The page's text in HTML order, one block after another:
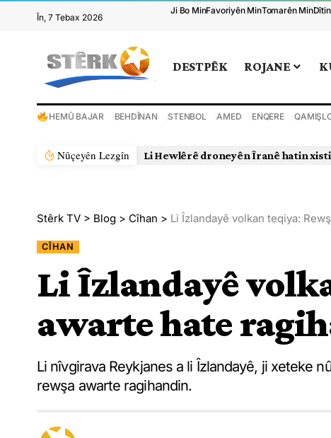
În, 7 Tebax 2026
Ji Bo MinFavoriyên MinTomarên Min
DESTPÊK ROJANE
HEMÛ BAJAR BEHDÎNAN STENBOL AMED ENQERE
Nûçeyên Lezgîn Li Hewlêrê droneyên Îranê hatin
Stêrk TV > Blog > Cîhan > Li Îzlandayê volkan teqiya:
CÎHAN
Li Îzlandayê
awarte hate
Li nîvgirava Reykjanes a li Îzlandayê, ji xeteke
rewşa awarte ragihandin.